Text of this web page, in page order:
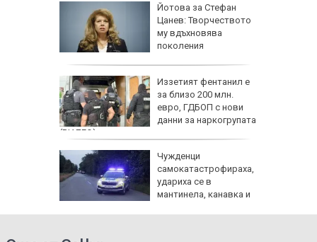
Йотова за Стефан
Цанев: Творчеството
му вдъхновява
поколения
Иззетият фентанил е
за близо 200 млн.
евро, ГДБОП с нови
данни за наркогрупата
(ВИДЕО)
Чужденци
самокатастрофираха,
удариха се в
мантинела, канавка и